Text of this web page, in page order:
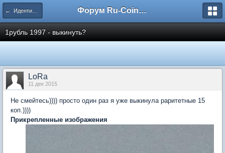
← Идентификация Форум Ru-Coin.ru
1рубль 1997 - выкинуть?
LoRa
11 дек 2015
Не смейтесь)))) просто один раз я уже выкинула раритетные 15
коп.))))
Прикрепленные изображения